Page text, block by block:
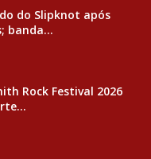
do Slipknot após
banda...
Rock Festival 2026